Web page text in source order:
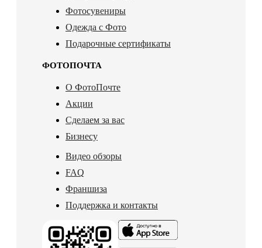
Фотосувениры
Одежда с Фото
Подарочные сертификаты
ФОТОПОЧТА
О ФотоПочте
Акции
Сделаем за вас
Бизнесу
Видео обзоры
FAQ
Франшиза
Поддержка и контакты